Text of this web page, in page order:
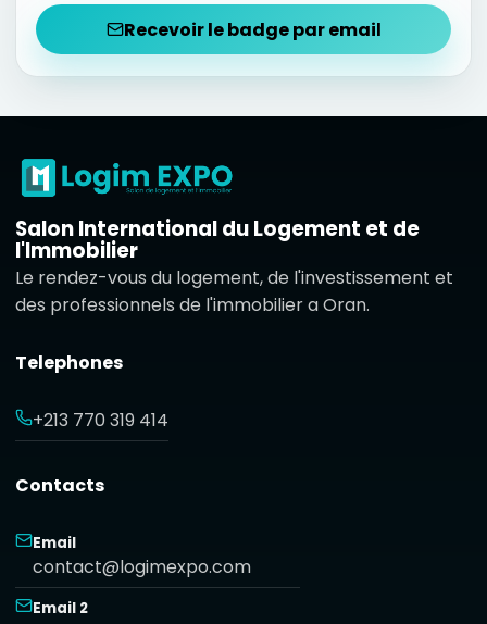
Recevoir le badge par email
Salon International du Logement et de
l'Immobilier
Le rendez-vous du logement, de l'investissement et
des professionnels de l'immobilier a Oran.
Telephones
+213 770 319 414
Contacts
Email
contact@logimexpo.com
Email 2